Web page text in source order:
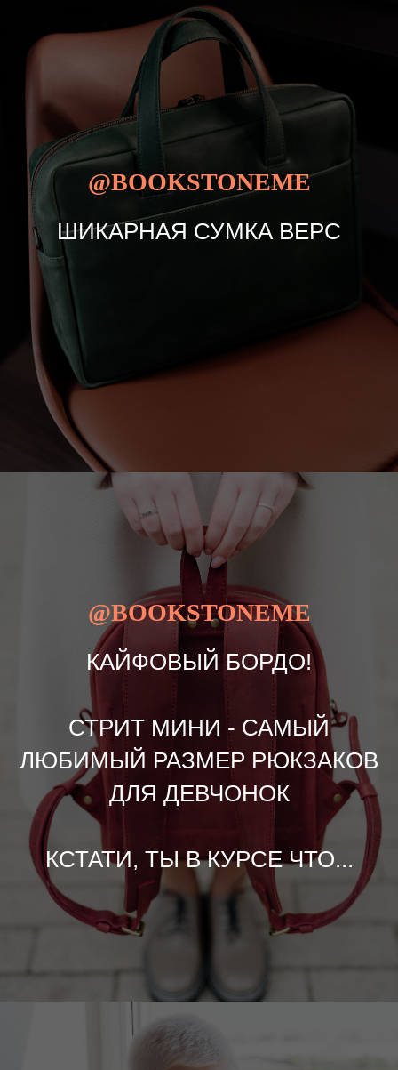
@BOOKSTONEME
ШИКАРНАЯ СУМКА ВЕРС
@BOOKSTONEME
КАЙФОВЫЙ БОРДО!
СТРИТ МИНИ - САМЫЙ
ЛЮБИМЫЙ РАЗМЕР РЮКЗАКОВ
ДЛЯ ДЕВЧОНОК
КСТАТИ, ТЫ В КУРСЕ ЧТО...